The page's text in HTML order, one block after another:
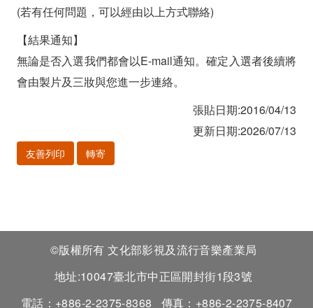
(若有任何問題，可以經由以上方式聯絡)
【結果通知】
無論是否入選我們都會以E-mail通知。確定入選者後續將
會由製片及三妝與您進一步連絡。
張貼日期:2016/04/13
更新日期:2026/07/13
友善列印 轉寄
©版權所有 文化部影視及流行音樂產業局
地址:10047臺北市中正區開封街1段3號
電話：+886-2-2375-8368
傳真：+886-2-2375-8407